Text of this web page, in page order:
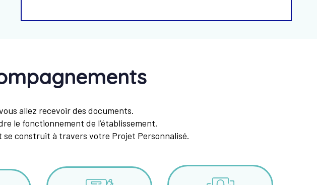
allez recevoir des documents.
le fonctionnement de l’établissement.
construit à travers votre Projet Personnalisé.